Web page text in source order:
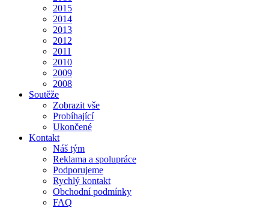
2015
2014
2013
2012
2011
2010
2009
2008
Soutěže
Zobrazit vše
Probíhající
Ukončené
Kontakt
Náš tým
Reklama a spolupráce
Podporujeme
Rychlý kontakt
Obchodní podmínky
FAQ